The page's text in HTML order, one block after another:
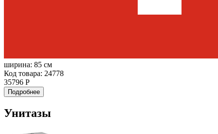
ширина: 85 см
Код товара: 24778
35796 Р
Подробнее
Унитазы